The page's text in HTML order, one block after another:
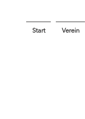
Start Verein